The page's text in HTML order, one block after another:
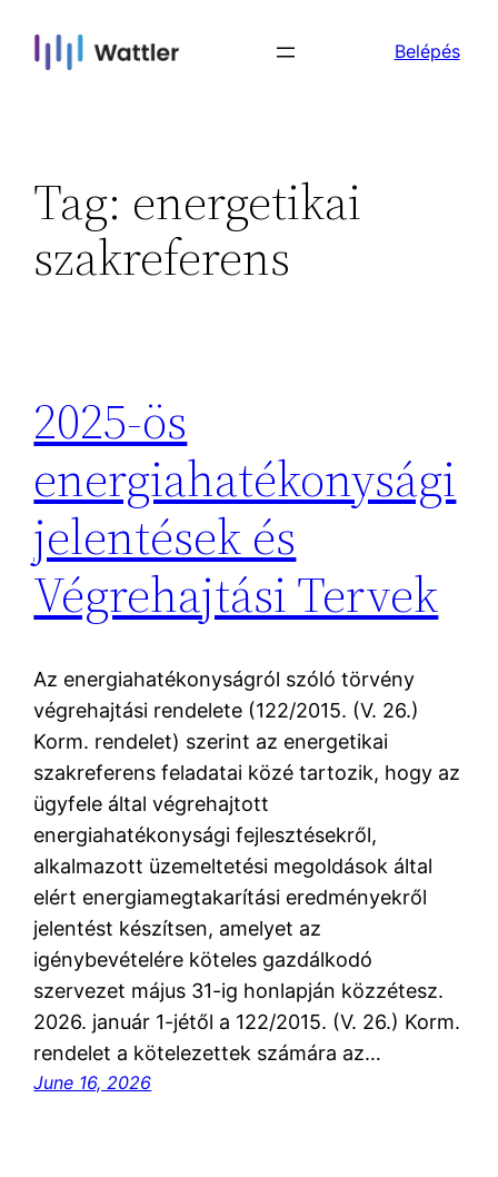
Belépés
Tag: energetikai
szakreferens
2025-ös
energiahatékonysági
jelentések és
Végrehajtási Tervek
Az energiahatékonyságról szóló törvény
végrehajtási rendelete (122/2015. (V. 26.)
Korm. rendelet) szerint az energetikai
szakreferens feladatai közé tartozik, hogy az
ügyfele által végrehajtott
energiahatékonysági fejlesztésekről,
alkalmazott üzemeltetési megoldások által
elért energiamegtakarítási eredményekről
jelentést készítsen, amelyet az
igénybevételére köteles gazdálkodó
szervezet május 31-ig honlapján közzétesz.
2026. január 1-jétől a 122/2015. (V. 26.) Korm.
rendelet a kötelezettek számára az…
June 16, 2026